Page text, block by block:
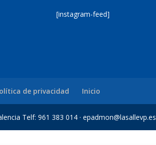
[instagram-feed]
de privacidad Inicio
Telf: 961 383 014 · epadmon@lasallevp.es